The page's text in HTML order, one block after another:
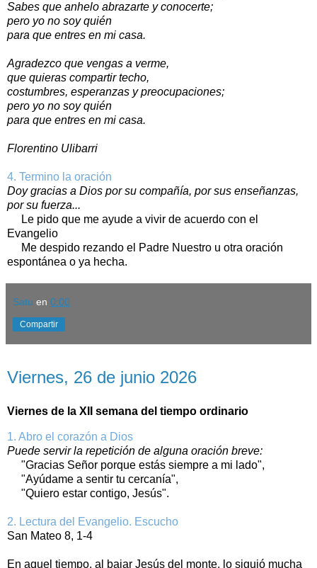
Sabes que anhelo abrazarte y conocerte;
pero yo no soy quién
para que entres en mi casa.
Agradezco que vengas a verme,
que quieras compartir techo,
costumbres, esperanzas y preocupaciones;
pero yo no soy quién
para que entres en mi casa.
Florentino Ulibarri
4. Termino la oración
Doy gracias a Dios por su compañía, por sus enseñanzas,
por su fuerza...
Le pido que me ayude a vivir de acuerdo con el
Evangelio
Me despido rezando el Padre Nuestro u otra oración
espontánea o ya hecha.
Satu en 0:00
Compartir
Viernes, 26 de junio 2026
Viernes de la XII semana del tiempo ordinario
1. Abro el corazón a Dios
Puede servir la repetición de alguna oración breve:
"Gracias Señor porque estás siempre a mi lado",
"Ayúdame a sentir tu cercanía",
"Quiero estar contigo, Jesús".
2. Lectura del Evangelio. Escucho
San Mateo 8, 1-4
En aquel tiempo, al bajar Jesús del monte, lo siguió mucha